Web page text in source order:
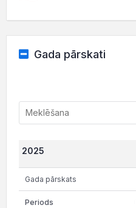
Gada pārskati
2025
Gada pārskats